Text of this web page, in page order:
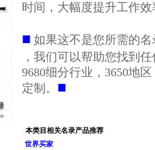
时间，大幅度提升工作效
■ 如果这不是您所需的
，我们可以帮助您找到
9680细分行业，3650地
定制。 ■
本类目相关名录产品推荐
世界买家